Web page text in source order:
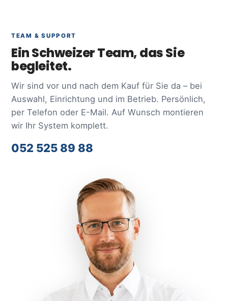
TEAM & SUPPORT
Ein Schweizer Team, das Sie
begleitet.
Wir sind vor und nach dem Kauf für Sie da – bei
Auswahl, Einrichtung und im Betrieb. Persönlich,
per Telefon oder E-Mail. Auf Wunsch montieren
wir Ihr System komplett.
052 525 89 88